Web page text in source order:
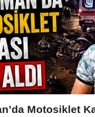
Motosiklet